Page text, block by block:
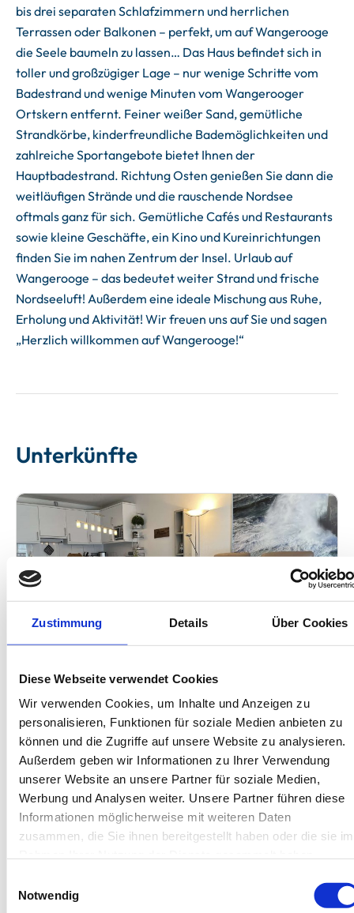
Zustimmung Details Über Cookies
Diese Webseite verwendet Cookies
Wir verwenden Cookies, um Inhalte und Anzeigen zu
personalisieren, Funktionen für soziale Medien anbieten zu
können und die Zugriffe auf unsere Website zu analysieren.
Außerdem geben wir Informationen zu Ihrer Verwendung
unserer Website an unsere Partner für soziale Medien,
Werbung und Analysen weiter. Unsere Partner führen diese
Informationen möglicherweise mit weiteren Daten
zusammen, die Sie ihnen bereitgestellt haben oder die sie im
Notwendig
bis drei separaten Schlafzimmern und herrlichen
Terrassen oder Balkonen – perfekt, um auf Wangerooge
die Seele baumeln zu lassen… Das Haus befindet sich in
toller und großzügiger Lage – nur wenige Schritte vom
Badestrand und wenige Minuten vom Wangerooger
Ortskern entfernt. Feiner weißer Sand, gemütliche
Strandkörbe, kinderfreundliche Bademöglichkeiten und
zahlreiche Sportangebote bietet Ihnen der
Hauptbadestrand. Richtung Osten genießen Sie dann die
weitläufigen Strände und die rauschende Nordsee
oftmals ganz für sich. Gemütliche Cafés und Restaurants
sowie kleine Geschäfte, ein Kino und Kureinrichtungen
finden Sie im nahen Zentrum der Insel. Urlaub auf
Wangerooge – das bedeutet weiter Strand und frische
Nordseeluft! Außerdem eine ideale Mischung aus Ruhe,
Erholung und Aktivität! Wir freuen uns auf Sie und sagen
„Herzlich willkommen auf Wangerooge!“
Unterkünfte
Wangerooge
Villa Vivaldi
Ferienwohnung 2
4 Gäste
2 Schlafzimmer
Terrasse
Meer: 2m
Herausragend